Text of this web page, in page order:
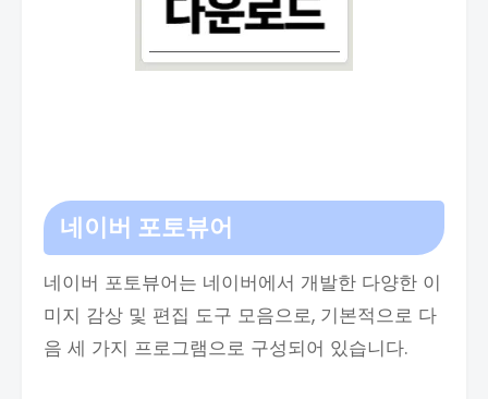
네이버 포토뷰어
네이버 포토뷰어는 네이버에서 개발한 다양한 이
미지 감상 및 편집 도구 모음으로, 기본적으로 다
음 세 가지 프로그램으로 구성되어 있습니다.